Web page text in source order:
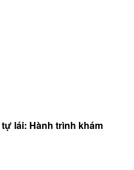
lái: Hành trình khám